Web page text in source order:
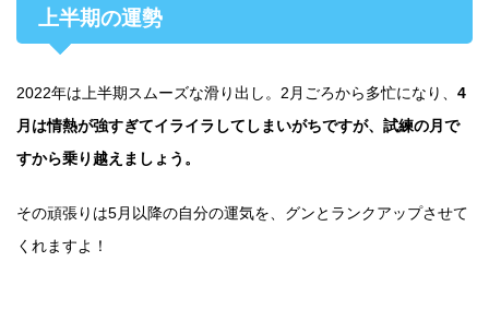
上半期の運勢
2022年は上半期スムーズな滑り出し。2月ごろから多忙になり、 4
月は情熱が強すぎてイライラしてしまいがちですが、試練の月で
すから乗り越えましょう。
その頑張りは5月以降の自分の運気を、グンとランクアップさせて
くれますよ！